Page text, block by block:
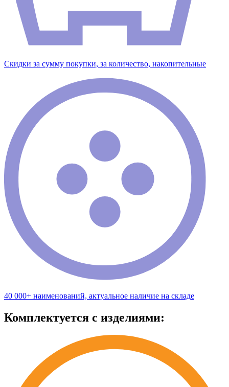
Скидки за сумму покупки, за количество, накопительные
40 000+ наименований, актуальное наличие на складе
Комплектуется с изделиями: